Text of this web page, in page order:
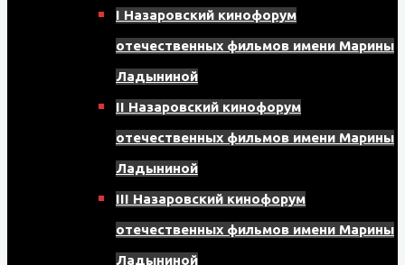
I Назаровский кинофорум
отечественных фильмов имени Марины
Ладыниной
II Назаровский кинофорум
отечественных фильмов имени Марины
Ладыниной
III Назаровский кинофорум
отечественных фильмов имени Марины
Ладыниной